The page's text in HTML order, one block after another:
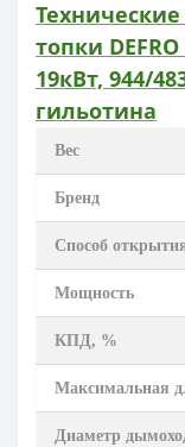
топки DEFRO
19кВт, 944/
гильотина
Вес
Бренд
Способ
Мощность
КПД, %
Максимальная
Диаметр